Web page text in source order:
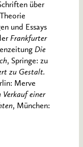
über
und Essays
Frankfurter
Die
, Springe: zu
zu Gestalt.
Merve
Verkauf einer
, München: